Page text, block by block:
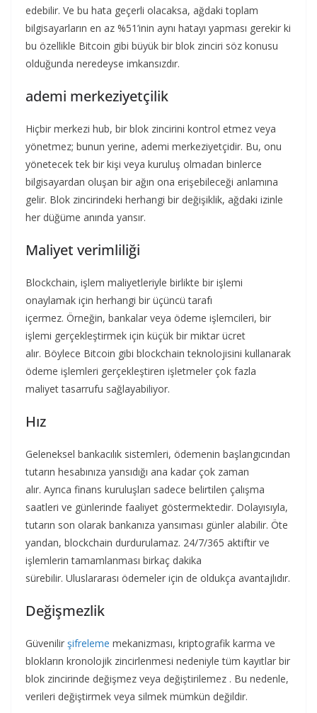
edebilir. Ve bu hata geçerli olacaksa, ağdaki toplam
bilgisayarların en az %51’inin aynı hatayı yapması gerekir ki
bu özellikle Bitcoin gibi büyük bir blok zinciri söz konusu
olduğunda neredeyse imkansızdır.
ademi merkeziyetçilik
Hiçbir merkezi hub, bir blok zincirini kontrol etmez veya
yönetmez; bunun yerine, ademi merkeziyetçidir. Bu, onu
yönetecek tek bir kişi veya kuruluş olmadan binlerce
bilgisayardan oluşan bir ağın ona erişebileceği anlamına
gelir. Blok zincirindeki herhangi bir değişiklik, ağdaki izinle
her düğüme anında yansır.
Maliyet verimliliği
Blockchain, işlem maliyetleriyle birlikte bir işlemi
onaylamak için herhangi bir üçüncü tarafı
içermez. Örneğin, bankalar veya ödeme işlemcileri, bir
işlemi gerçekleştirmek için küçük bir miktar ücret
alır. Böylece Bitcoin gibi blockchain teknolojisini kullanarak
ödeme işlemleri gerçekleştiren işletmeler çok fazla
maliyet tasarrufu sağlayabiliyor.
Hız
Geleneksel bankacılık sistemleri, ödemenin başlangıcından
tutarın hesabınıza yansıdığı ana kadar çok zaman
alır. Ayrıca finans kuruluşları sadece belirtilen çalışma
saatleri ve günlerinde faaliyet göstermektedir. Dolayısıyla,
tutarın son olarak bankanıza yansıması günler alabilir. Öte
yandan, blockchain durdurulamaz. 24/7/365 aktiftir ve
işlemlerin tamamlanması birkaç dakika
sürebilir. Uluslararası ödemeler için de oldukça avantajlıdır.
Değişmezlik
Güvenilir şifreleme mekanizması, kriptografik karma ve
blokların kronolojik zincirlenmesi nedeniyle tüm kayıtlar bir
blok zincirinde değişmez veya değiştirilemez . Bu nedenle,
verileri değiştirmek veya silmek mümkün değildir.